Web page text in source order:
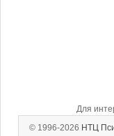
Для
© 1996-2026 НТЦ